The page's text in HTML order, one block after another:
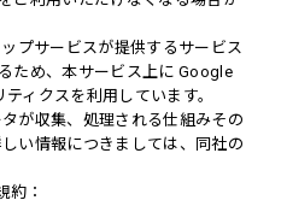
プサービスが提供するサービス
ため、本サービス上に Google
ィクスを利用しています。
が収集、処理される仕組みその
い情報につきましては、同社の
約：